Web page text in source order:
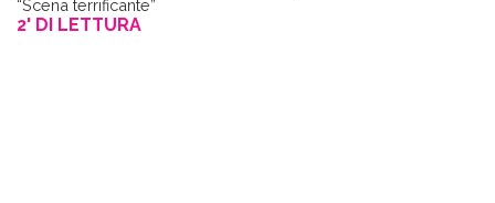
2' DI LETTURA